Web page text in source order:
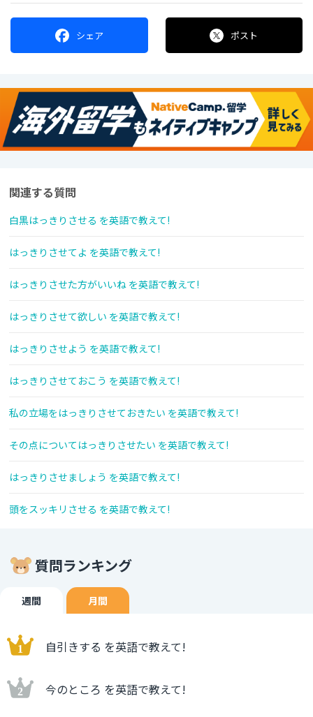
シェア ポスト
関連する質問
白黒はっきりさせる を英語で教えて!
はっきりさせてよ を英語で教えて!
はっきりさせた方がいいね を英語で教えて!
はっきりさせて欲しい を英語で教えて!
はっきりさせよう を英語で教えて!
はっきりさせておこう を英語で教えて!
私の立場をはっきりさせておきたい を英語で教えて!
その点についてはっきりさせたい を英語で教えて!
はっきりさせましょう を英語で教えて!
頭をスッキリさせる を英語で教えて!
質問ランキング
週間 月間
自引きする を英語で教えて!
今のところ を英語で教えて!